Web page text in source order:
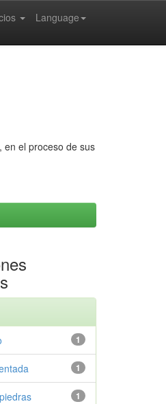
Language
en el proceso de sus
1
1
1